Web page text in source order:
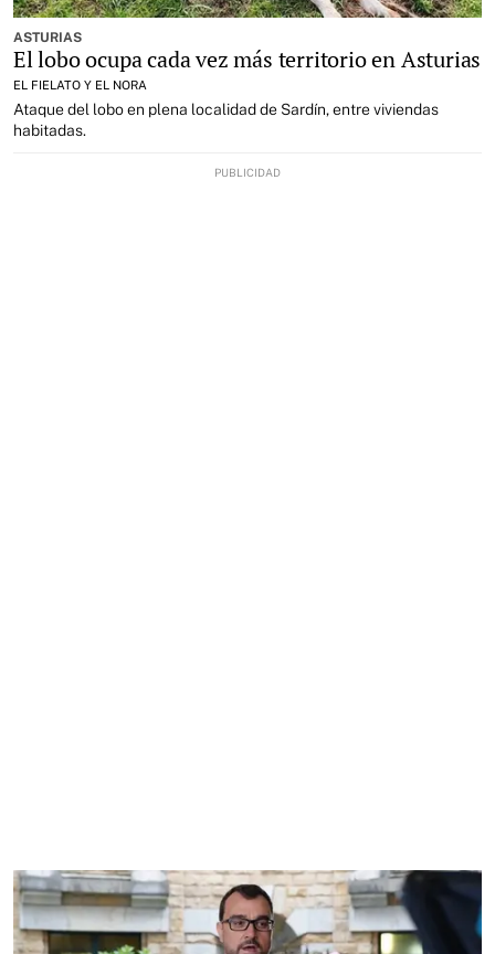
ASTURIAS
El lobo ocupa cada vez más territorio en Asturias
EL FIELATO Y EL NORA
Ataque del lobo en plena localidad de Sardín, entre viviendas
habitadas.